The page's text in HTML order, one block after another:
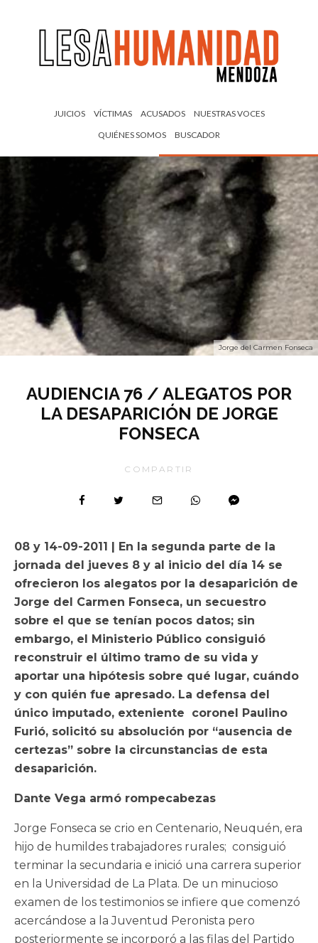
JUICIOS VÍCTIMAS ACUSADOS
NUESTRAS VOCES
QUIÉNES SOMOS
BUSCADOR
Jorge del Carmen Fonseca
AUDIENCIA 76 / ALEGATOS POR
LA DESAPARICIÓN DE JORGE
FONSECA
COMPARTIR
08 y 14-09-2011 | En la segunda parte de la
jornada del jueves 8 y al inicio del día 14 se
ofrecieron los alegatos por la desaparición de
Jorge del Carmen Fonseca, un secuestro
sobre el que se tenían pocos datos; sin
embargo, el Ministerio Público consiguió
reconstruir el último tramo de su vida y
aportar una hipótesis sobre qué lugar, cuándo
y con quién fue apresado. La defensa del
único imputado, exteniente coronel Paulino
Furió, solicitó su absolución por “ausencia de
certezas” sobre la circunstancias de esta
desaparición.
Dante Vega armó rompecabezas
Jorge Fonseca se crio en Centenario, Neuquén, era
hijo de humildes trabajadores rurales; consiguió
terminar la secundaria e inició una carrera superior
en la Universidad de La Plata. De un minucioso
examen de los testimonios se infiere que comenzó
acercándose a la Juventud Peronista pero
posteriormente se incorporó a las filas del Partido